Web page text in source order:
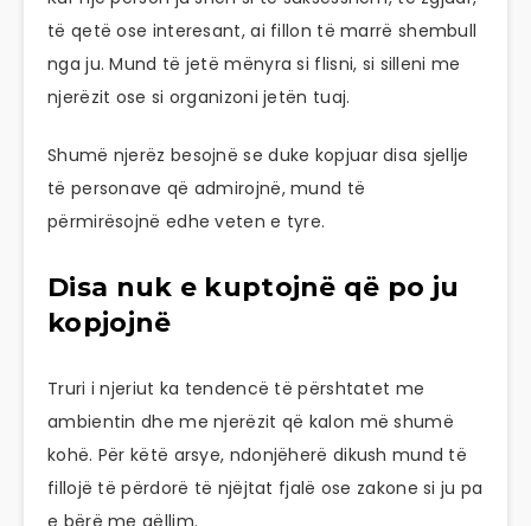
të qetë ose interesant, ai fillon të marrë shembull
nga ju. Mund të jetë mënyra si flisni, si silleni me
njerëzit ose si organizoni jetën tuaj.
Shumë njerëz besojnë se duke kopjuar disa sjellje
të personave që admirojnë, mund të
përmirësojnë edhe veten e tyre.
Disa nuk e kuptojnë që po ju
kopjojnë
Truri i njeriut ka tendencë të përshtatet me
ambientin dhe me njerëzit që kalon më shumë
kohë. Për këtë arsye, ndonjëherë dikush mund të
fillojë të përdorë të njëjtat fjalë ose zakone si ju pa
e bërë me qëllim.